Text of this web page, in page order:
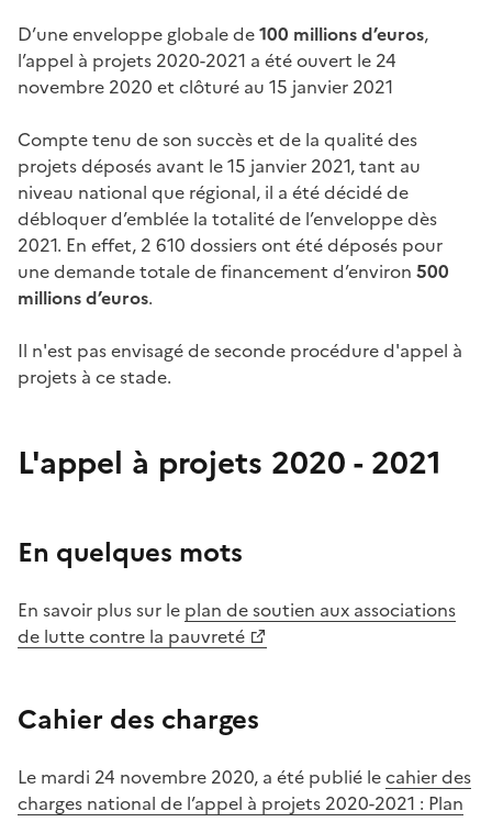
D’une enveloppe globale de100 millions d’euros,
l’appel à projets 2020-2021 a été ouvert le 24
novembre 2020 et clôturé au 15 janvier 2021
Compte tenu de son succès et de la qualité des
projets déposés avant le 15 janvier 2021, tant au
niveau national que régional, il a été décidé de
débloquer d’emblée la totalité de l’enveloppe dès
2021. En effet, 2 610 dossiers ont été déposés pour
une demande totale de financement d’environ 500
millions d’euros.
Il n'est pas envisagé de seconde procédure d'appel à
projets à ce stade.
L'appel à projets 2020 - 2021
En quelques mots
En savoir plus sur le plan de soutien aux associations
de lutte contre la pauvreté
Cahier des charges
Le mardi 24 novembre 2020, a été publié lecahier des
charges national de l’appel à projets 2020-2021 : Plan